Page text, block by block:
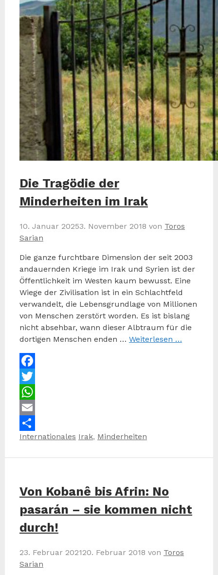
Die Tragödie der
Minderheiten im Irak
10. Januar 20253. November 2018 von Toros
Sarian
Die ganze furchtbare Dimension der seit 2003
andauernden Kriege im Irak und Syrien ist der
Öffentlichkeit im Westen kaum bewusst. Eine
Wiege der Zivilisation ist in ein Schlachtfeld
verwandelt, die Lebensgrundlage von Millionen
von Menschen zerstört worden. Es ist bislang
nicht absehbar, wann dieser Albtraum für die
dortigen Menschen enden … Weiterlesen …
Facebook
Twitter
WhatsApp
Email
Teilen
Kategorien
Internationales Schlagwörter
Irak, Minderheiten
Von Kobanê bis Afrin: No
pasarán – sie kommen nicht
durch!
23. Februar 202120. Februar 2018 von Toros
Sarian